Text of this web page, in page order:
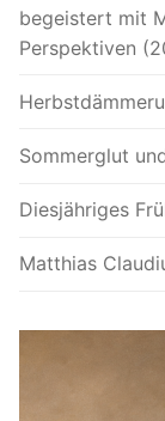
begeistert mit
Perspektiven
Sommerglut
Diesjähriges
Matthias